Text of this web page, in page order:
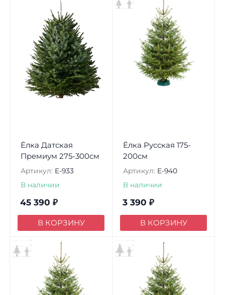
Ёлка Датская
Премиум 275-300см
Артикул: E-933
В наличии
45 390 ₽
В КОРЗИНУ
Ёлка Русская 175-
200см
Артикул: E-940
В наличии
3 390 ₽
В КОРЗИНУ